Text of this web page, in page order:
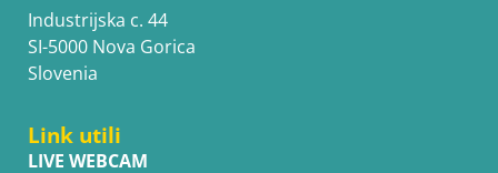
Industrijska c. 44
SI-5000 Nova Gorica
Slovenia
Link utili
LIVE WEBCAM